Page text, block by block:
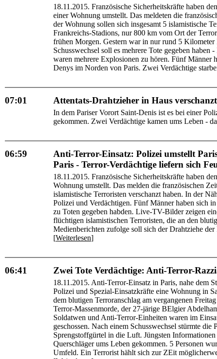
18.11.2015. Französische Sicherheitskräfte haben
einer Wohnung umstellt. Das meldeten die
der Wohnung sollen sich insgesamt 5 islamistische
Frankreichs-Stadions, nur 800 km vom Ort der
frühen Morgen. Gestern war in nur rund 5
Schusswechsel soll es mehrere Tote gegeben
waren mehrere Explosionen zu hören. Fünf Männer
Denys im Norden von Paris. Zwei Verdächtige
07:01 Attentats-Drahtzieher in Haus
In dem Pariser Vorort Saint-Denis ist es bei einer
gekommen. Zwei Verdächtige kamen ums Leben -
06:59
Anti-Terror-Einsatz: Polizei umstellt
Paris - Terror-Verdächtige liefern sich
18.11.2015. Französische Sicherheitskräfte haben
Wohnung umstellt. Das melden die französischen
islamistische Terroristen verschanzt haben. In der
Polizei und Verdächtigen. Fünf Männer haben sich
zu Toten gegeben habden. Live-TV-Bilder zeigen
flüchtigen islamistischen Terroristen, die an den
Medienberichten zufolge soll sich der Drahtziehe
[Weiterlesen]
06:41 Zwei Tote Verdächtige: Anti-Terror-
18.11.2015. Anti-Terror-Einsatz in Paris, nahe dem
Polizei und Spezial-Einsatzkräfte eine Wohnung in
dem blutigen Terroranschlag am vergangenen
Terror-Massenmorde, der 27-järige BElgier
Soldatwen und Anti-Terror-Einheiten waren im
geschossen. Nach einem Schusswechsel stürmte
Sprengstoffgürtel in die Luft. Jüngsten
Querschläger ums Leben gekommen. 5 Personen
Umfeld. Ein Terrorist hählt sich zur ZEit